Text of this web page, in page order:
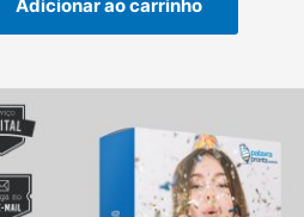
Adicionar ao carrinho